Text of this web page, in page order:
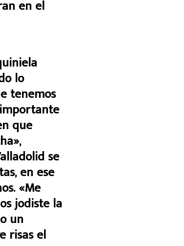
en el
lo
tenemos
que
se
en ese
«Me
jodiste la
un
risas el